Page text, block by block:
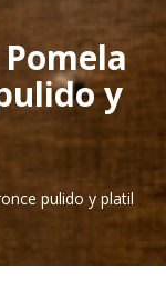
y
pulido y platil